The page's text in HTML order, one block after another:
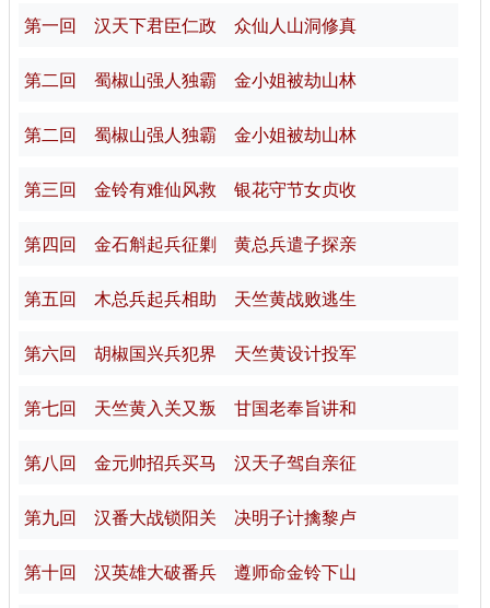
第一回 汉天下君臣仁政 众仙人山洞修真
第二回 蜀椒山强人独霸 金小姐被劫山林
第二回 蜀椒山强人独霸 金小姐被劫山林
第三回 金铃有难仙风救 银花守节女贞收
第四回 金石斛起兵征剿 黄总兵遣子探亲
第五回 木总兵起兵相助 天竺黄战败逃生
第六回 胡椒国兴兵犯界 天竺黄设计投军
第七回 天竺黄入关又叛 甘国老奉旨讲和
第八回 金元帅招兵买马 汉天子驾自亲征
第九回 汉番大战锁阳关 决明子计擒黎卢
第十回 汉英雄大破番兵 遵师命金铃下山